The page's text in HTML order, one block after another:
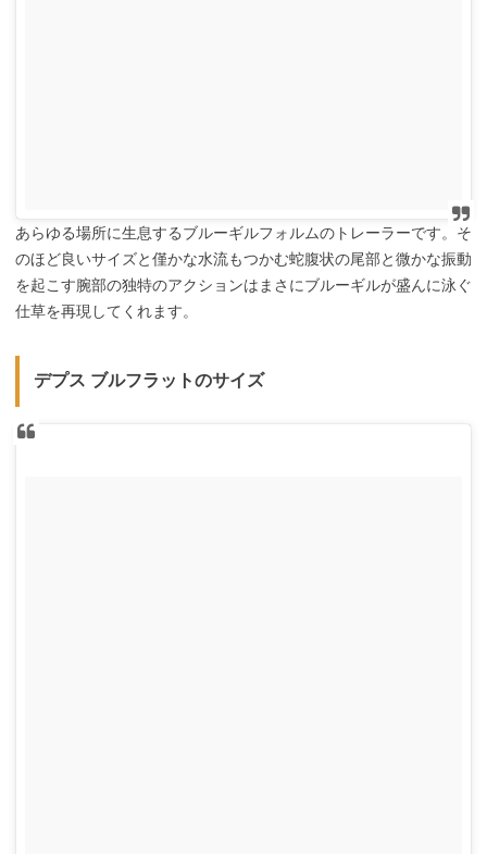
あらゆる場所に生息するブルーギルフォルムのトレーラーです。そ
のほど良いサイズと僅かな水流もつかむ蛇腹状の尾部と微かな振動
を起こす腕部の独特のアクションはまさにブルーギルが盛んに泳ぐ
仕草を再現してくれます。
デプス ブルフラットのサイズ